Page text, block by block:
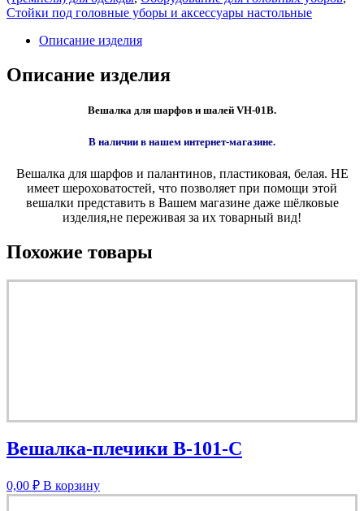
Стойки под головные уборы и аксесcуары настольные
Описание изделия
Описание изделия
Вешалка для шарфов и шалей VH-01B.
В наличии в нашем интернет-магазине.
Вешалка для шарфов и палантинов, пластиковая, белая. НЕ
имеет шероховатостей, что позволяет при помощи этой
вешалки представить в Вашем магазине даже шёлковые
изделия,не переживая за их товарный вид!
Похожие товары
Вешалка-плечики В-101-С
0,00 ₽ В корзину